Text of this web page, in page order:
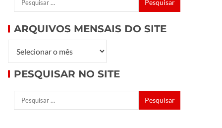
ARQUIVOS MENSAIS DO SITE
PESQUISAR NO SITE